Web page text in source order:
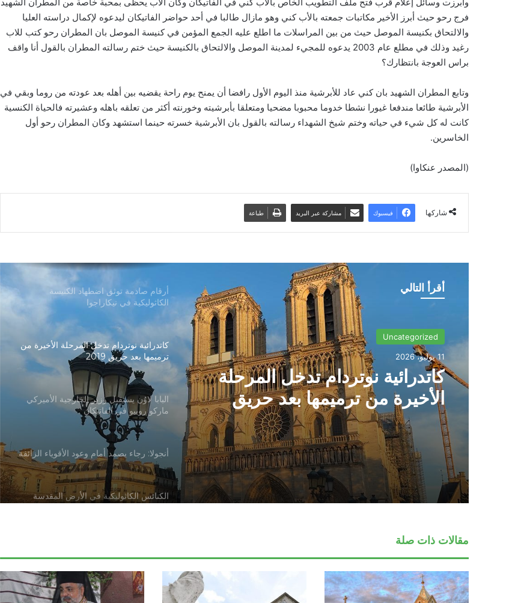
وأبرزت وسائل إعلام قرب فتح ملف التطويب الخاص بالأب كني في الفاتيكان وكان الأب يحظى بمحبة خاصة من المطران الشهيد
فرج رحو حيث أبرز الأخير مكاتبات جمعته بالأب كني وهو مازال طالبا في أحد حواضر الفاتيكان ليدعوه لإكمال دراسته العليا
والالتحاق بكنيسة الموصل حيث من بين المراسلات ما اطلع عليه الجمع المؤمن في كنيسة الموصل بان المطران رحو كتب للاب
رغيد وذلك في مطلع عام 2003 يدعوه للمجيء لمدينة الموصل والالتحاق بالكنيسة حيث ختم رسالته المطران بالقول أنا واقف
براس العوجة بانتظارك؟
وتابع المطران الشهيد بان كني عاد للأبرشية منذ اليوم الأول رافضا أن يمنح يوم راحة يقضيه بين أهله بعد عودته من روما وبقي في
الأبرشية طائعا مندفعا غيورا نشطا خدوما محبوبا مضحيا ومتعلقا بأبرشيته وخورنته أكثر من تعلقه باهله وعشيرته فالحياة الكنسية
كانت له كل شيء في حياته وختم شيخ الشهداء رسالته بالقول بان الأبرشية خسرته حينما استشهد وكان المطران رحو أول
الخاسرين.
(المصدر عنكاوا)
شاركها فيسبوك مشاركة عبر البريد طباعة
أقرأ التالي
Uncategorized
11 يوليو، 2026
كاتدرائية نوتردام تدخل المرحلة
الأخيرة من ترميمها بعد حريق
2019
بيان مسكوني مشترك حول اتساع نطاق
الصراع في الشرق الأوسط
عن المحتاجين في غزة
دعوة مشتركة لتجديد الإيمان وترسيخ السلام
الأرض المقدسة وساعدوا في تعزيز الحوار
أرقام صادمة توثق اضطهاد الكنيسة
الكاثوليكية في نيكاراجوا
كاتدرائية نوتردام تدخل المرحلة الأخيرة من
ترميمها بعد حريق 2019
البابا لاوُن يستقبل وزير الخارجية الأميركي
ماركو روبيو في الفاتيكان
أنجولا: رجاء يصمد أمام وعود الأقوياء الزائفة
الكنائس الكاثوليكية في الأرض المقدسة
الصراع في الشرق الأوسط
مقالات ذات صلة